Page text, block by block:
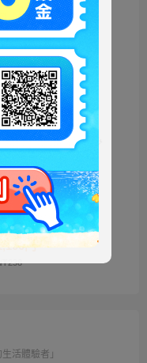
色商品供您挑選
ッキー ファートート
2WAY Fur Tote
円
NT973
イマックス ぬいぐるみ
るぽちゃちゃん
円
ディズニーキャラクター
ークレットストラップ
迎春コレクション
1,100円
活體驗者」